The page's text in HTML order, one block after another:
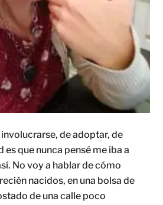
de adoptar, de
es que nunca pensé me iba a
No voy a hablar de cómo
nacidos, en una bolsa de
de una calle poco